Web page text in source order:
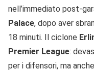
nell’immediato post-
Palace, dopo aver
18 minuti. Il ciclone
Premier League:
per i difensori, ma